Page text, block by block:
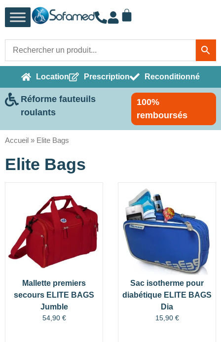
Location Prescription Reconditionné
Réforme fauteuils
roulants
100%
remboursés
Accueil » Elite Bags
Elite Bags
Mallette premiers
secours ELITE BAGS
Jumble
54,90 €
Sac isotherme pour
diabétique ELITE BAGS
Dia
15,90 €